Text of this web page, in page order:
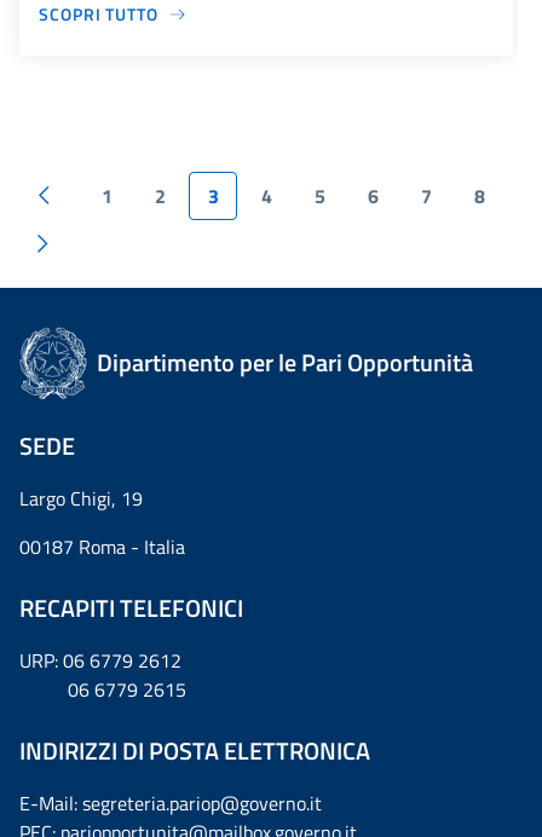
SCOPRI TUTTO
1 2 3 4 5 6 7 8
Dipartimento per le Pari Opportunità
SEDE
Largo Chigi, 19
00187 Roma - Italia
RECAPITI TELEFONICI
URP: 06 6779 2612
06 6779 2615
INDIRIZZI DI POSTA ELETTRONICA
E-Mail: segreteria.pariop@governo.it